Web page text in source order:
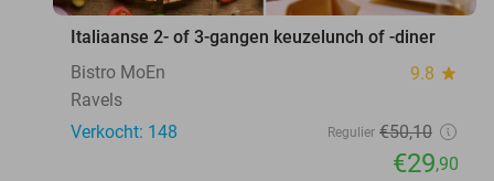
Italiaanse 2- of 3-gangen keuzelunch of -diner
Bistro MoEn
9.8 star
Ravels
Verkocht: 148
Regulier €50,10
€29,90